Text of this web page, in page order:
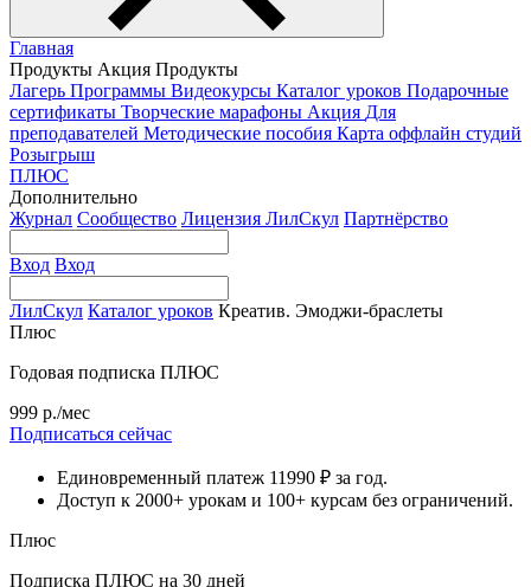
Главная
Продукты Акция Продукты
Лагерь Программы Видеокурсы Каталог уроков Подарочные
сертификаты Творческие марафоны Акция Для
преподавателей Методические пособия Карта оффлайн студий
Розыгрыш
ПЛЮС
Дополнительно
Журнал Сообщество Лицензия ЛилСкул Партнёрство
Вход Вход
ЛилСкул Каталог уроков Креатив. Эмоджи-браслеты
Плюс
Годовая подписка ПЛЮС
999 р./мес
Подписаться сейчас
Единовременный платеж 11990 ₽ за год.
Доступ к 2000+ урокам и 100+ курсам без ограничений.
Плюс
Подписка ПЛЮС на 30 дней